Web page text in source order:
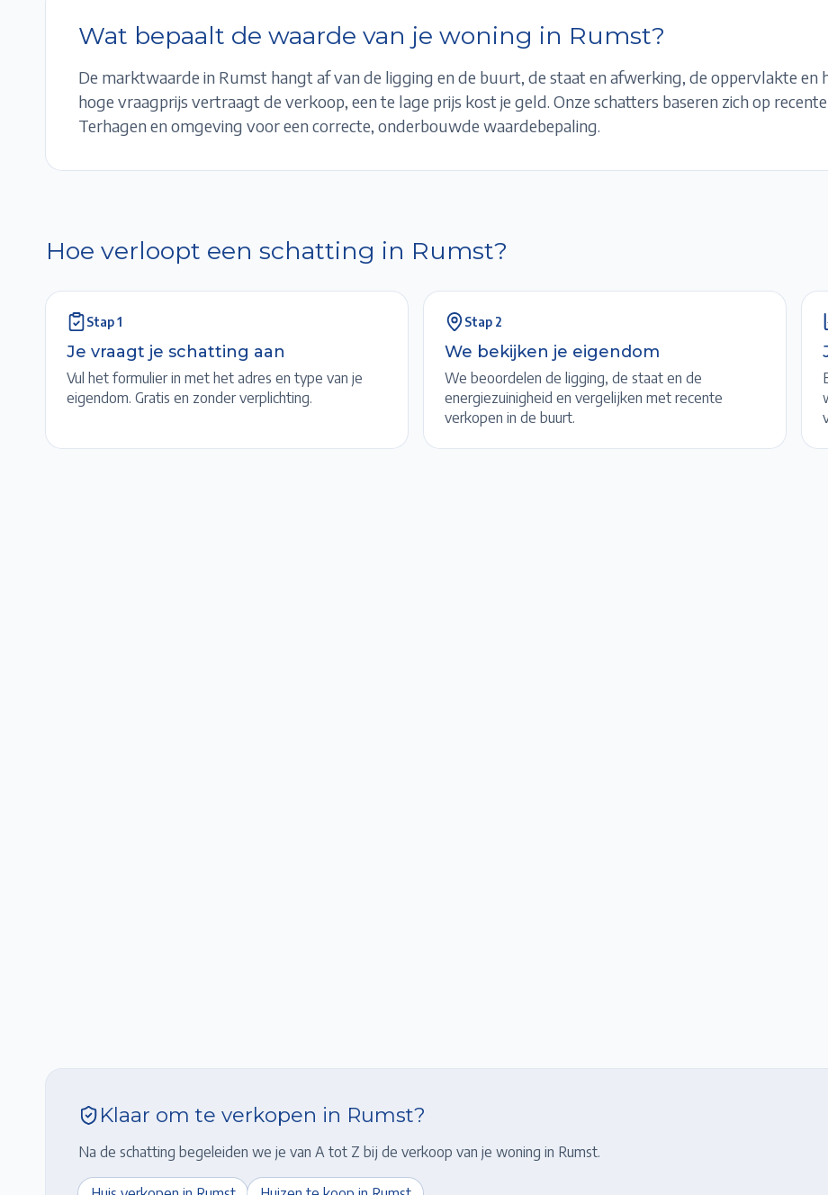
Wat bepaalt de waarde van je woning in Rumst?
De marktwaarde in Rumst hangt af van de ligging en de buurt, de staat en afwerking, de oppervlakte en
hoge vraagprijs vertraagt de verkoop, een te lage prijs kost je geld. Onze schatters baseren zich op
Terhagenen omgeving voor een correcte, onderbouwde waardebepaling.
Hoe verloopt een schatting in Rumst?
Stap1
Je vraagt je schatting aan
Vul het formulier in met het adres en type van je
eigendom. Gratis en zonder verplichting.
Stap 2
We bekijken je eigendom
We beoordelen de ligging, de staat en de
energiezuinigheid en vergelijken met recente
verkopen in de buurt.
Klaar om te verkopen in Rumst?
Na de schatting begeleiden we je van A tot Z bij de verkoop van je woning in Rumst